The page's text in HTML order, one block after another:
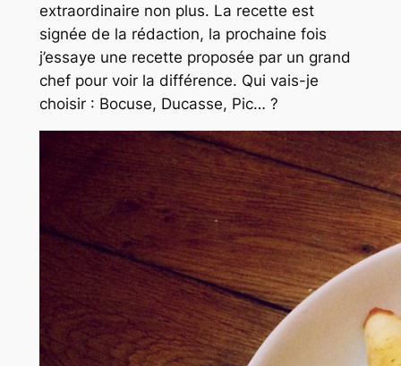
extraordinaire non plus. La recette est
signée de la rédaction, la prochaine fois
j’essaye une recette proposée par un grand
chef pour voir la différence. Qui vais-je
choisir : Bocuse, Ducasse, Pic… ?